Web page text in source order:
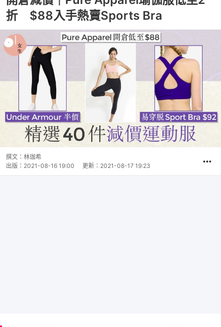
折 $88入手熱賣Sports Bra
撰文： 林珈希
出版： 2021-08-16 19:00 更新： 2021-08-17 19:23